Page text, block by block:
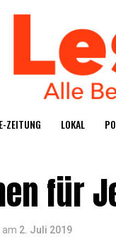
ZEI­TUNG LOKAL
für
am 2. Juli 2019